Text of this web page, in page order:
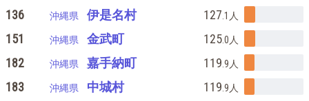
136 沖縄県 伊是名村 127 .1 人
151 沖縄県 金武町 125.0 人
182 沖縄県 嘉手納町 119 .9 人
183 沖縄県 中城村 119 .9 人